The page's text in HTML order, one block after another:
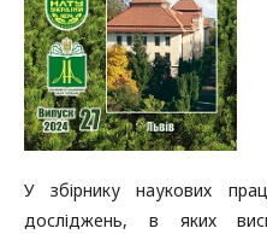
У збірнику наукових
досліджень, в яких